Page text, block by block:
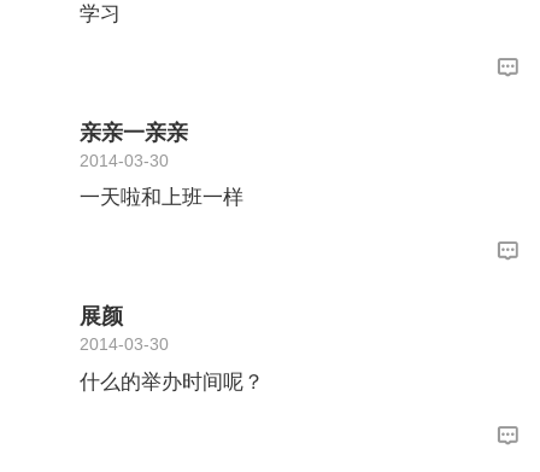
学习
亲亲一亲亲
2014-03-30
一天啦和上班一样
展颜
2014-03-30
什么的举办时间呢？